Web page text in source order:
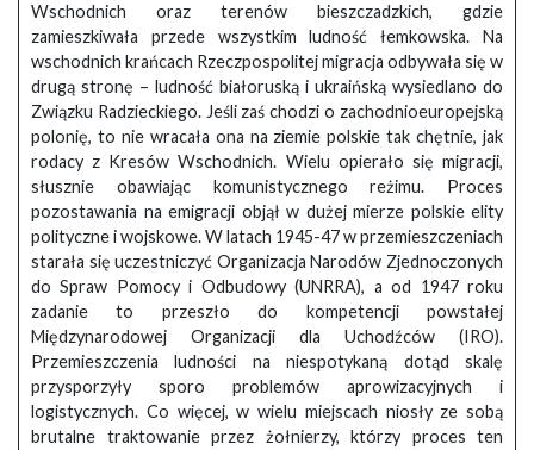
Wschodnich oraz terenów bieszczadzkich, gdzie
zamieszkiwała przede wszystkim ludność łemkowska. Na
wschodnich krańcach Rzeczpospolitej migracja odbywała się w
drugą stronę – ludność białoruską i ukraińską wysiedlano do
Związku Radzieckiego. Jeśli zaś chodzi o zachodnioeuropejską
polonię, to nie wracała ona na ziemie polskie tak chętnie, jak
rodacy z Kresów Wschodnich. Wielu opierało się migracji,
słusznie obawiając komunistycznego reżimu. Proces
pozostawania na emigracji objął w dużej mierze polskie elity
polityczne i wojskowe. W latach 1945-47 w przemieszczeniach
starała się uczestniczyć Organizacja Narodów Zjednoczonych
do Spraw Pomocy i Odbudowy (UNRRA), a od 1947 roku
zadanie to przeszło do kompetencji powstałej
Międzynarodowej Organizacji dla Uchodźców (IRO).
Przemieszczenia ludności na niespotykaną dotąd skalę
przysporzyły sporo problemów aprowizacyjnych i
logistycznych. Co więcej, w wielu miejscach niosły ze sobą
brutalne traktowanie przez żołnierzy, którzy proces ten